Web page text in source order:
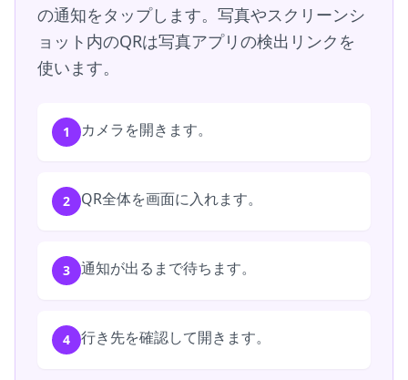
の通知をタップします。写真やスクリーンシ
ョット内のQRは写真アプリの検出リンクを
使います。
1 カメラを開きます。
2 QR全体を画面に入れます。
3 通知が出るまで待ちます。
4 行き先を確認して開きます。